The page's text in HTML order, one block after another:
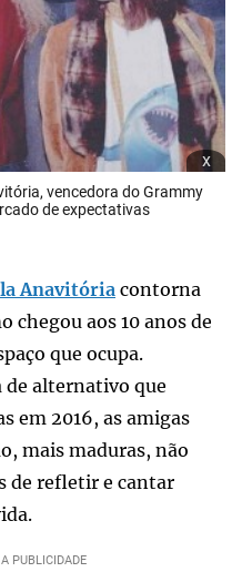
x
vencedora do Grammy
de expectativas
Anavitória contorna
chegou aos 10 anos de
que ocupa.
de alternativo que
em 2016, as amigas
mais maduras, não
de refletir e cantar